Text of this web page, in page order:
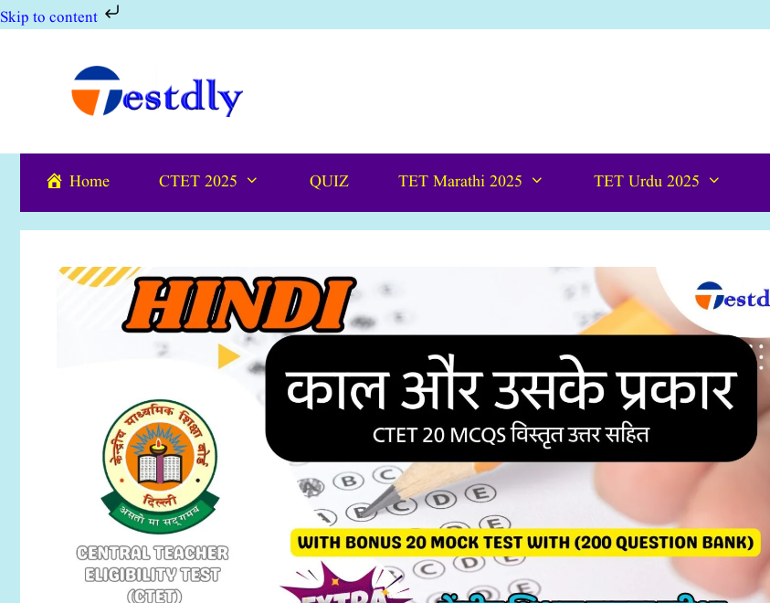
Skip to content
Home CTET 2025 QUIZ TET Marathi 2025 TET Urdu 2025